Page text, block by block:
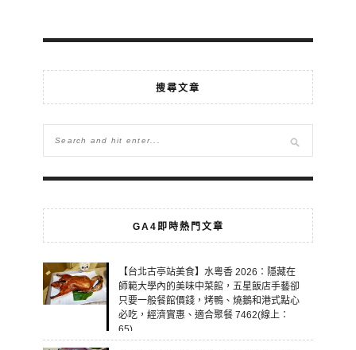
搜尋文章
GA4即時熱門文章
【台北古亭站美食】水粵香 2026：隱藏在
師範大學內的美味中菜館，五星飯店手藝卻
只要一般餐館價錢，烤鴨、燒鵝和港式點心
必吃，經濟實惠、適合聚餐 7462(線上：
65)